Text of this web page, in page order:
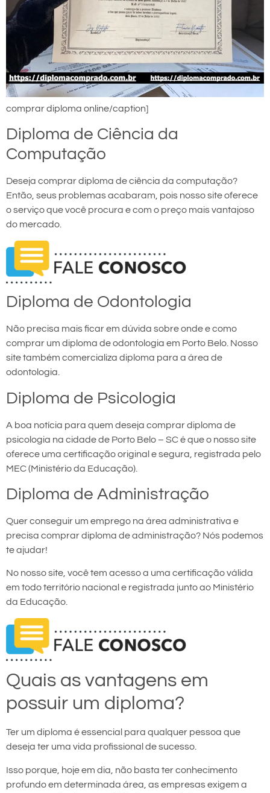
comprar diploma online/caption]
Diploma de Ciência da
Computação
Deseja comprar diploma de ciência da computação?
Então, seus problemas acabaram, pois nosso site oferece
o serviço que você procura e com o preço mais vantajoso
do mercado.
Diploma de Odontologia
Não precisa mais ficar em dúvida sobre onde e como
comprar um diploma de odontologia em Porto Belo. Nosso
site também comercializa diploma para a área de
odontologia.
Diploma de Psicologia
A boa notícia para quem deseja comprar diploma de
psicologia na cidade de Porto Belo – SC é que o nosso site
oferece uma certificação original e segura, registrada pelo
MEC (Ministério da Educação).
Diploma de Administração
Quer conseguir um emprego na área administrativa e
precisa comprar diploma de administração? Nós podemos
te ajudar!
No nosso site, você tem acesso a uma certificação válida
em todo território nacional e registrada junto ao Ministério
da Educação.
Quais as vantagens em
possuir um diploma?
Ter um diploma é essencial para qualquer pessoa que
deseja ter uma vida profissional de sucesso.
Isso porque, hoje em dia, não basta ter conhecimento
profundo em determinada área, as empresas exigem a